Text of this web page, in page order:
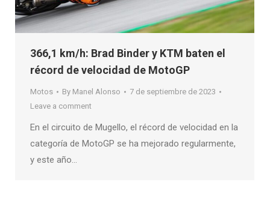
366,1 km/h: Brad Binder y KTM baten el
récord de velocidad de MotoGP
Motos By Manel Alonso
7 de septiembre de 2023
Leave a comment
En el circuito de Mugello, el récord de velocidad en la
categoría de MotoGP se ha mejorado regularmente,
y este año…